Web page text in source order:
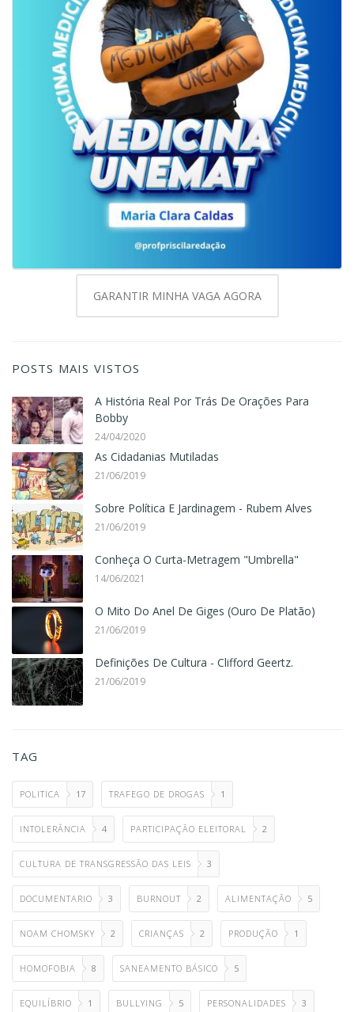
GARANTIR MINHA VAGA AGORA
POSTS MAIS VISTOS
A História Real Por Trás De Orações Para
Bobby
24/04/2020
As Cidadanias Mutiladas
21/06/2019
Sobre Política E Jardinagem - Rubem Alves
21/06/2019
Conheça O Curta-Metragem "Umbrella"
14/06/2021
O Mito Do Anel De Giges (Ouro De Platão)
21/06/2019
Definições De Cultura - Clifford Geertz.
21/06/2019
TAG
POLITICA 17 TRAFEGO DE DROGAS 1
INTOLERÂNCIA 4 PARTICIPAÇÃO ELEITORAL 2
CULTURA DE TRANSGRESSÃO DAS LEIS 3
DOCUMENTARIO 3 BURNOUT 2 ALIMENTAÇÃO 5
NOAM CHOMSKY 2 CRIANÇAS 2 PRODUÇÃO 1
HOMOFOBIA 8 SANEAMENTO BÁSICO 5
EQUILÍBRIO 1 BULLYING 5 PERSONALIDADES 3